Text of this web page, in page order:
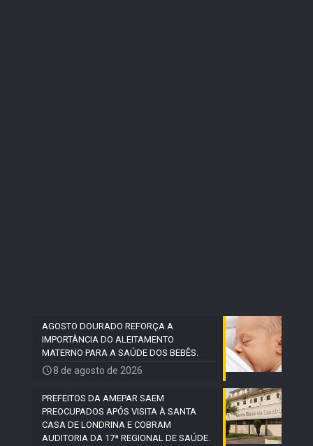
AGOSTO DOURADO REFORÇA A
IMPORTÂNCIA DO ALEITAMENTO
MATERNO PARA A SAÚDE DOS BEBÊS.
8 de agosto de 2026
PREFEITOS DA AMEPAR SAEM
PREOCUPADOS APÓS VISITA À SANTA
CASA DE LONDRINA E COBRAM
AUDITORIA DA 17ª REGIONAL DE SAÚDE.